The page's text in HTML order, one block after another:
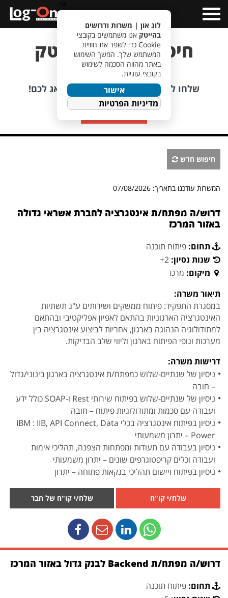
Menu
חיפוש משרות הייטק
לא מוצאים משרה מתאימה?
שלחו לנו קורות חיים, אנחנו כבר נדאג לכם!
שליחת קורות חיים
חיפוש חדש
המשרות עודכנו בתאריך: 07/08/2026
דרוש/ה מפתח/ת אינטגרציה לחברת אשראי גדולה
באזור המרכז
תחום: פיתוח תוכנה
שנות נסיון: 2+
מיקום: מרכז
תיאור משרה:
במסגרת התפקיד: פיתוח ממשקים ושירותים ע"ג תשתיות
האינטגרציה הארגוניות בהתאם לאפיון אפליקטיבי ובהתאם
למתודולוגיה הנהוגה בארגון, אחריות לביצוע אינטגרציה בין
מערכות וגופי הפיתוח בארגון וליווי שלב הבדיקות.
דרישות משרה:
ניסיון של שנתיים-שלוש כמפתח/ת אינטגרציה בארגון בינוני/גדול
– חובה
ניסיון של שנתיים-שלוש בפיתוח שירותי Rest ו-SOAP כולל ידע
ועבודה עם סכמות ומתודולוגיות פיתוח – חובה
ניסיון בפיתוח אינטגרציה בכלי IBM : IIB, API Connect, Data
Power – יתרון משמעותי
ניסיון בעבודה עם תעודות ומפתחות הצפנה, תהליכי אימות
ועבודה וכלים קריפטוגרפים שונים – יתרון משמעותי
ניסיון בפיתוח ויישום תהליכי בנקאות פתוחה – יתרון
שלח/י קו"ח שלח/י קו"ח של חבר
דרוש/ה מפתח/ת Backend לבנק גדול באזור המרכז
תחום: פיתוח תוכנה
לוג און | משרות ודרושים
בהייטק אנו משתמשים בקובצי
Cookie כדי לשפר את חוויית
המשתמש שלך. המשך השימוש
באתר מהווה הסכמה לשימוש
בקובצי עוגיות.
אישור
מדיניות הפרטיות